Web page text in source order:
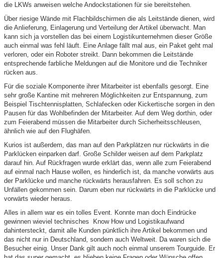
die LKWs anweisen welche Andockstationen für sie bereitstehen.
Über riesige Wände mit Flachbildschirmen die als Leitstände dienen, wird
die Anlieferung, Einlagerung und Verteilung der Artikel überwacht. Man
kann sich ja vorstellen das bei einem Logistikunternehmen dieser Größe
auch einmal was fehl läuft. Eine Anlage fällt mal aus, ein Paket geht mal
verloren, oder ein Roboter streikt. Dann bekommen die Leitstände
entsprechende farbliche Meldungen auf die Monitore und die Techniker
rücken aus.
Für die soziale Komponente ihrer Mitarbeiter ist ebenfalls gesorgt. Eine
sehr große Kantine mit mehreren Möglichkeiten zur Entspannung, zum
Beispiel Tischtennisplatten, Schlafecken oder Kickertische sorgen in den
Pausen für das Wohlbefinden der Mitarbeiter. Auf dem Weg dorthin, oder
zum Feierabend müssen die Mitarbeiter durch Sicherheitsschleusen,
ähnlich wie auf den Flughäfen.
Kurios ist außerdem, das man auf den Parkplätzen nur rückwärts in die
Parklücken einparken darf. Große Schilder weisen auf dem Parkplatz
darauf hin. Auf Rückfragen wurde erklärt das, wenn alle zum Feierabend
auf einmal nach Hause wollen, es hinderlich ist, da manche vorwärts aus
der Parklücke und manche rückwärts herausfahren. Es soll schon zu
Unfällen gekommen sein. Darum eben nur rückwärts in die Parklücke und
vorwärts wieder heraus.
Alles in allem war es ein tolles Event. Konnte man doch Eindrücke
gewinnen wieviel technisches Know How und Logistikaufwand
dahintersteckt, damit alle Kunden pünktlich ihre Artikel bekommen und
das nicht nur in Deutschland, sondern auch Weltweit. Da waren sich die
Besucher einig. Unser Dank gilt auch noch einmal unserem Tourguide. Er